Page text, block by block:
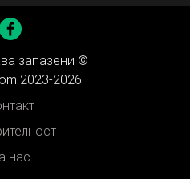
запазени ©
2023-2026
нас